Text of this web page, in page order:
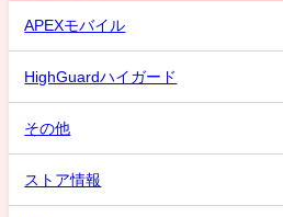
APEXモバイル
HighGuardハイガード
その他
ストア情報